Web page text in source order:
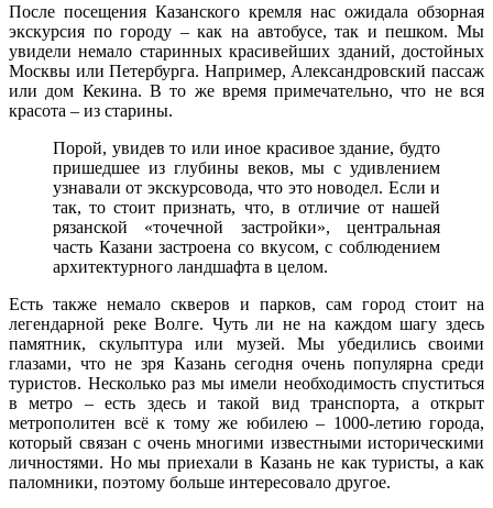
После посещения Казанского кремля нас ожидала обзорная
экскурсия по городу – как на автобусе, так и пешком. Мы
увидели немало старинных красивейших зданий, достойных
Москвы или Петербурга. Например, Александровский пассаж
или дом Кекина. В то же время примечательно, что не вся
красота – из старины.
Порой, увидев то или иное красивое здание, будто
пришедшее из глубины веков, мы с удивлением
узнавали от экскурсовода, что это новодел. Если и
так, то стоит признать, что, в отличие от нашей
рязанской «точечной застройки», центральная
часть Казани застроена со вкусом, с соблюдением
архитектурного ландшафта в целом.
Есть также немало скверов и парков, сам город стоит на
легендарной реке Волге. Чуть ли не на каждом шагу здесь
памятник, скульптура или музей. Мы убедились своими
глазами, что не зря Казань сегодня очень популярна среди
туристов. Несколько раз мы имели необходимость спуститься
в метро – есть здесь и такой вид транспорта, а открыт
метрополитен всё к тому же юбилею – 1000-летию города,
который связан с очень многими известными историческими
личностями. Но мы приехали в Казань не как туристы, а как
паломники, поэтому больше интересовало другое.